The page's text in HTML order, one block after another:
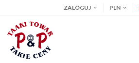
ZALOGUJ PLN